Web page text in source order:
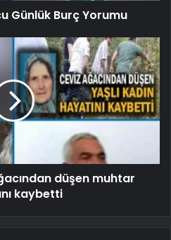
Günlük Burç Yorumu
düşen muhtar
kaybetti